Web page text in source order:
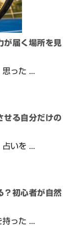
が届く場所を見
った ...
せる自分だけの
いを ...
？初心者が自然
った ...